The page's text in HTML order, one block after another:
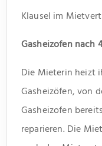
Klausel im
Gasheizofen nach
Die Mieterin heizt
Gasheizöfen, von
Gasheizofen
reparieren. Die